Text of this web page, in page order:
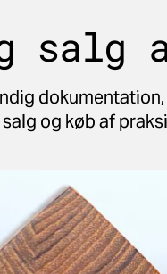
salg
og køb af